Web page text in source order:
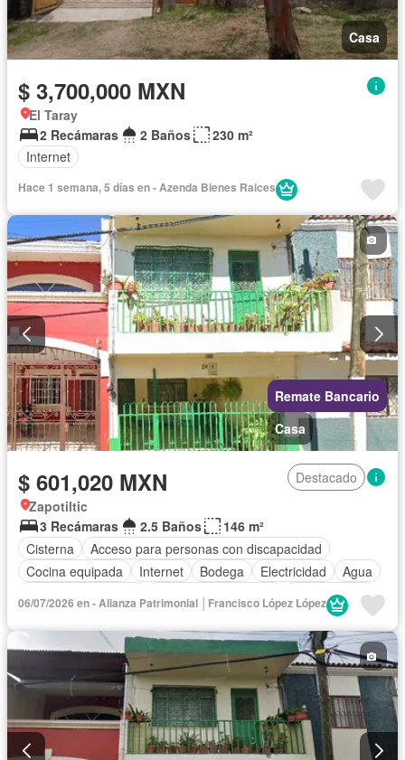
Casa
$ 3,700,000 MXN
El Taray
2 Recámaras
2 Baños
230 m²
Internet
Hace 1 semana, 5 días en - Azenda Bienes Raices
Remate Bancario
Casa
$ 601,020 MXN
Destacado
Zapotiltic
3 Recámaras
2.5 Baños
146 m²
Cisterna
Acceso para personas con discapacidad
Cocina equipada
Internet Bodega Electricidad
Agua
Recámara con closet Sin amueblar
06/07/2026 en - Alianza Patrimonial │Francisco López López